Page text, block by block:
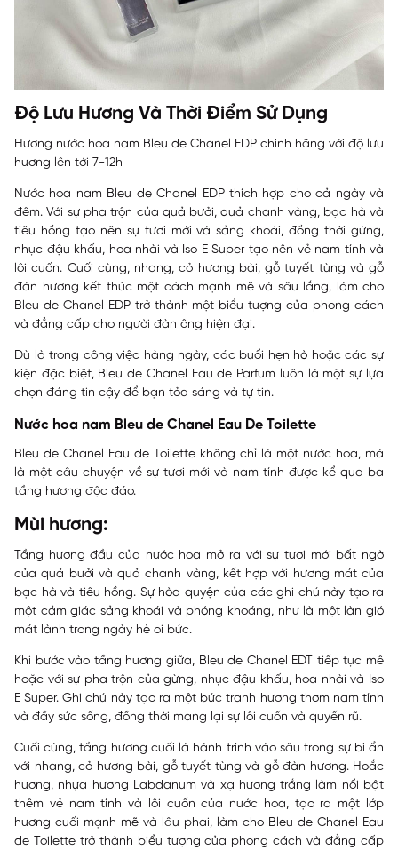
Độ Lưu Hương Và Thời Điểm Sử Dụng
Hương nước hoa nam Bleu de Chanel EDP chính hãng với độ lưu
hương lên tới 7-12h
Nước hoa nam Bleu de Chanel EDP thích hợp cho cả ngày và
đêm. Với sự pha trộn của quả bưởi, quả chanh vàng, bạc hà và
tiêu hồng tạo nên sự tươi mới và sảng khoái, đồng thời gừng,
nhục đậu khấu, hoa nhài và Iso E Super tạo nên vẻ nam tính và
lôi cuốn. Cuối cùng, nhang, cỏ hương bài, gỗ tuyết tùng và gỗ
đàn hương kết thúc một cách mạnh mẽ và sâu lắng, làm cho
Bleu de Chanel EDP trở thành một biểu tượng của phong cách
và đẳng cấp cho người đàn ông hiện đại.
Dù là trong công việc hàng ngày, các buổi hẹn hò hoặc các sự
kiện đặc biệt, Bleu de Chanel Eau de Parfum luôn là một sự lựa
chọn đáng tin cậy để bạn tỏa sáng và tự tin.
Nước hoa nam Bleu de Chanel Eau De Toilette
Bleu de Chanel Eau de Toilette không chỉ là một nước hoa, mà
là một câu chuyện về sự tươi mới và nam tính được kể qua ba
tầng hương độc đáo.
Mùi hương:
Tầng hương đầu của nước hoa mở ra với sự tươi mới bất ngờ
của quả bưởi và quả chanh vàng, kết hợp với hương mát của
bạc hà và tiêu hồng. Sự hòa quyện của các ghi chú này tạo ra
một cảm giác sảng khoái và phóng khoáng, như là một làn gió
mát lành trong ngày hè oi bức.
Khi bước vào tầng hương giữa, Bleu de Chanel EDT tiếp tục mê
hoặc với sự pha trộn của gừng, nhục đậu khấu, hoa nhài và Iso
E Super. Ghi chú này tạo ra một bức tranh hương thơm nam tính
và đầy sức sống, đồng thời mang lại sự lôi cuốn và quyến rũ.
Cuối cùng, tầng hương cuối là hành trình vào sâu trong sự bí ẩn
với nhang, cỏ hương bài, gỗ tuyết tùng và gỗ đàn hương. Hoắc
hương, nhựa hương Labdanum và xạ hương trắng làm nổi bật
thêm vẻ nam tính và lôi cuốn của nước hoa, tạo ra một lớp
hương cuối mạnh mẽ và lâu phai, làm cho Bleu de Chanel Eau
de Toilette trở thành biểu tượng của phong cách và đẳng cấp